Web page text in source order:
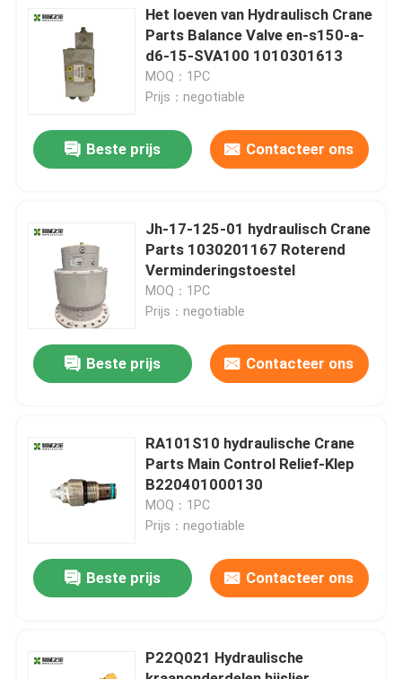
Huis
Ongeveer ons
Fabrieksreis
Kwaliteitscontrole
Contacteer ons
Verzoek om een Citaat
Gebruikte Vrachtwagenkranen
Gebruikte Alle Terreinkranen
Het loeven van Hydraulisch Crane
Parts Balance Valve en-s150-a-
d6-15-SVA100 1010301613
MOQ：1PC
Prijs：negotiable
Beste prijs Contacteer ons
Jh-17-125-01 hydraulisch Crane
Parts 1030201167 Roterend
Verminderingstoestel
MOQ：1PC
Prijs：negotiable
Beste prijs Contacteer ons
RA101S10 hydraulische Crane
Parts Main Control Relief-Klep
B220401000130
MOQ：1PC
Prijs：negotiable
Beste prijs Contacteer ons
P22Q021 Hydraulische